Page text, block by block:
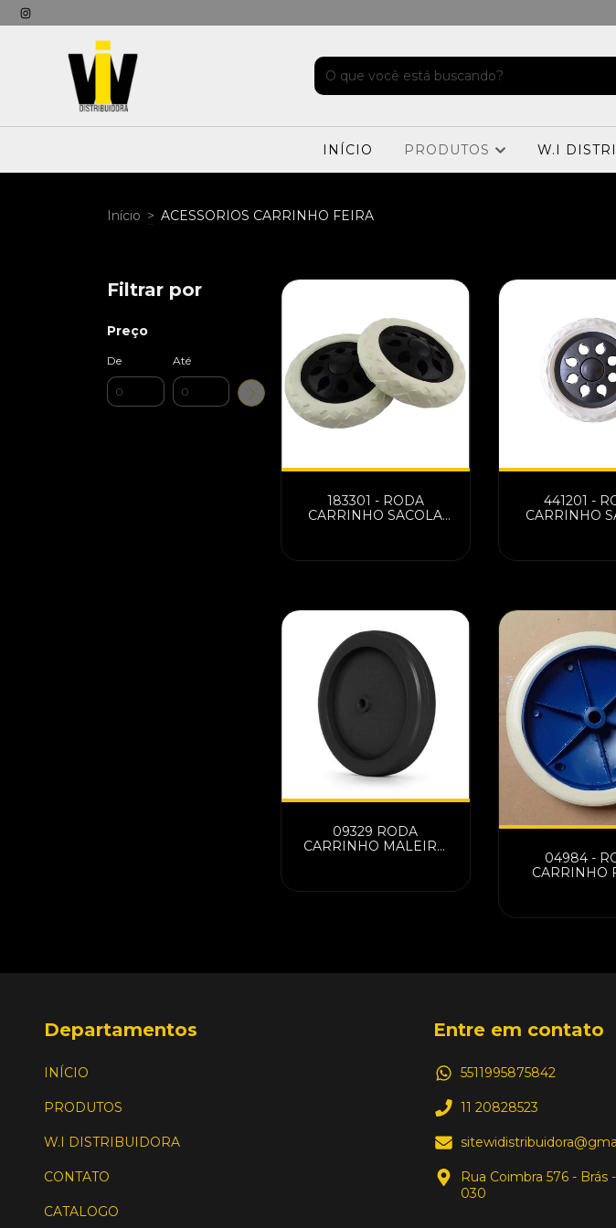
INÍCIO PRODUTOS W.I
Início > ACESSORIOS CARRINHO FEIRA
Filtrar por
Preço
De Até
183301 - RODA
CARRINHO SACOLA
441201 -
CARRINHO
09329 RODA
CARRINHO MALEIRO
04984 -
CARRINHO
Departamentos
INÍCIO
PRODUTOS
W.I DISTRIBUIDORA
CONTATO
CATALOGO
Entre em contato
5511995875842
11 20828523
Rua Coimbra 576 - Brás
030